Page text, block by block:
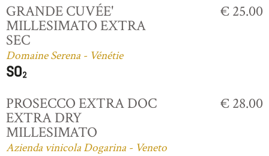
GRANDE CUVÉE'
MILLESIMATO EXTRA
SEC
Domaine Serena - Vénétie
€ 25.00
PROSECCO EXTRA DOC
EXTRA DRY
MILLESIMATO
Azienda vinicola Dogarina - Veneto
€ 28.00